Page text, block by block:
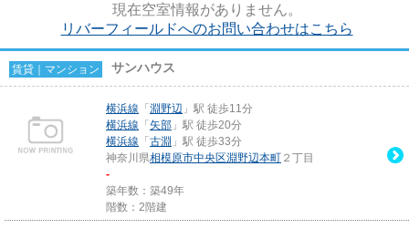
現在空室情報がありません。
リバーフィールドへのお問い合わせはこちら
賃貸｜マンション サンハウス
横浜線 「 淵野辺 」駅 徒歩11分
横浜線 「 矢部 」駅 徒歩20分
横浜線 「 古淵 」駅 徒歩33分
神奈川県相模原市中央区淵野辺本町 ２丁目
-
築年数：築49年
階数：2階建